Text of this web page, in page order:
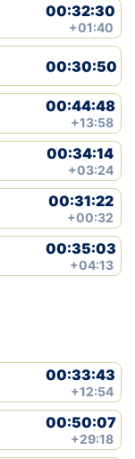
00:32:30
+01:40
00:30:50
00:44:48
+13:58
00:34:14
+03:24
00:31:22
+00:32
00:35:03
+04:13
00:33:43
+12:54
00:50:07
+29:18